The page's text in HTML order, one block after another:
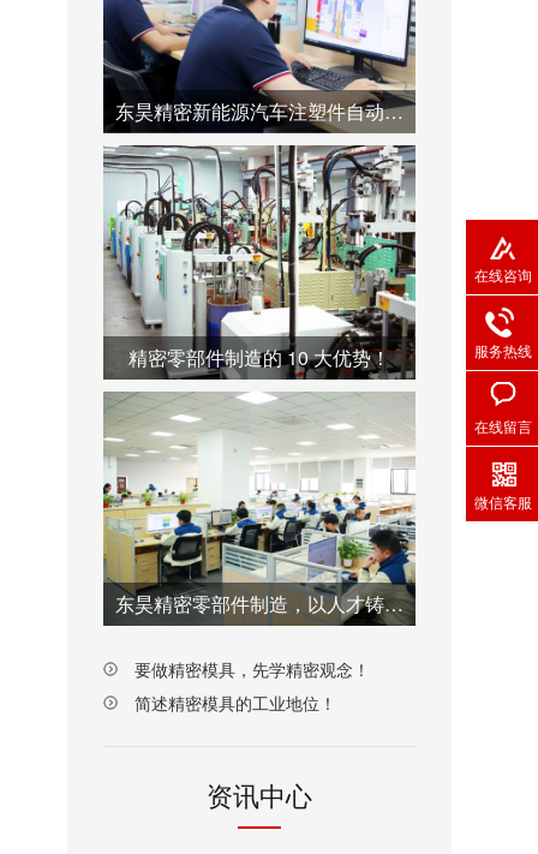
东昊精密新能源汽车注塑件自动化产线--助力产业链降本增效
精密零部件制造的 10 大优势！
东昊精密零部件制造，以人才铸就质量之魂！
要做精密模具，先学精密观念！
简述精密模具的工业地位！
资讯中心
在线咨询
服务热线
在线留言
微信客服